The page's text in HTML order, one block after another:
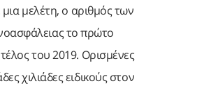
μια μελέτη, ο αριθμός των
το πρώτο
του 2019. Ορισμένες
χιλιάδες ειδικούς στον